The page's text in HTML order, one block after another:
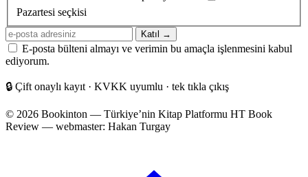
Pazartesi seçkisi
E-
posta
adresiniz
Katıl →
E-posta bülteni almayı ve verimin bu amaçla işlenmesini kabul
ediyorum.
🔒 Çift onaylı kayıt · KVKK uyumlu · tek tıkla çıkış
© 2026 Bookinton — Türkiye’nin Kitap Platformu HT Book
Review — webmaster: Hakan Turgay